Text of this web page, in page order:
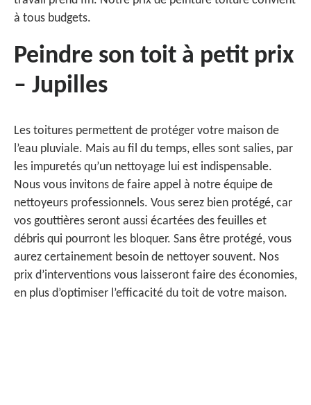
à tous budgets.
Peindre son toit à petit prix
– Jupilles
Les toitures permettent de protéger votre maison de
l’eau pluviale. Mais au fil du temps, elles sont salies, par
les impuretés qu’un nettoyage lui est indispensable.
Nous vous invitons de faire appel à notre équipe de
nettoyeurs professionnels. Vous serez bien protégé, car
vos gouttières seront aussi écartées des feuilles et
débris qui pourront les bloquer. Sans être protégé, vous
aurez certainement besoin de nettoyer souvent. Nos
prix d’interventions vous laisseront faire des économies,
en plus d’optimiser l’efficacité du toit de votre maison.